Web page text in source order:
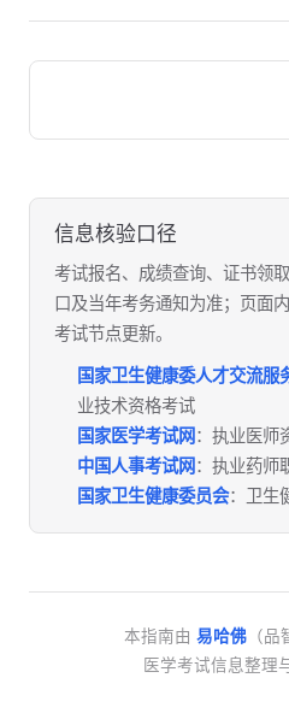
Pager
信息核验口径
考试报名、成绩查询、证书领
口及当年考务通知为准；页面
考试节点更新。
国家卫生健康委人才交流服
业技术资格考试
国家医学考试网 ：执业医师
中国人事考试网 ：执业药师
国家卫生健康委员会：卫生
本指南由 易哈佛 （
医学考试信息整理